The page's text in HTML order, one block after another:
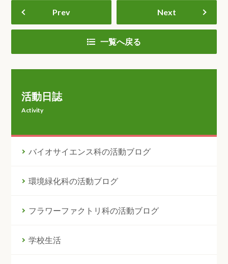
Prev Next
一覧へ戻る
活動日誌
Activity
バイオサイエンス科の活動ブログ
環境緑化科の活動ブログ
フラワーファクトリ科の活動ブログ
学校生活